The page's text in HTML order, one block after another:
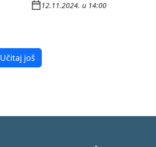
12.11.2024. u 14:00
Učitaj još